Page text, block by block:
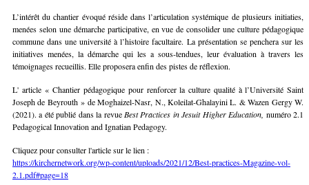
L’intérêt du chantier évoqué réside dans l’articulation systémique de plusieurs initiaties,
menées selon une démarche participative, en vue de consolider une culture pédagogique
commune dans une université à l’histoire facultaire. La présentation se penchera sur les
initiatives menées, la démarche qui les a sous-tendues, leur évaluation à travers les
témoignages recueillis. Elle proposera enfin des pistes de réflexion.
L' article « Chantier pédagogique pour renforcer la culture qualité à l’Université Saint
Joseph de Beyrouth » de Moghaizel-Nasr, N., Koleilat-Ghalayini L. & Wazen Gergy W.
(2021). a été publié dans la revueBest Practices in Jesuit Higher Education, numéro 2.1
Pedagogical Innovation and Ignatian Pedagogy.
Cliquez pour consulter l'article sur le lien :
https://kirchernetwork.org/wp-content/uploads/2021/12/Best-practices-Magazine-vol-
2.1.pdf#page=18